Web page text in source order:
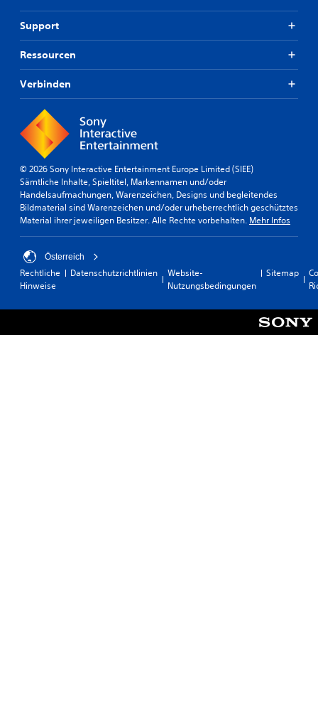
Support
Ressourcen
Verbinden
© 2026 Sony Interactive Entertainment Europe Limited (SIEE)
Sämtliche Inhalte, Spieltitel, Markennamen und/oder
Handelsaufmachungen, Warenzeichen, Designs und begleitendes
Bildmaterial sind Warenzeichen und/oder urheberrechtlich geschütztes
Material ihrer jeweiligen Besitzer. Alle Rechte vorbehalten. Mehr Infos
Österreich
Rechtliche
Hinweise
Datenschutzrichtlinien
Website-
Nutzungsbedingungen
Sitemap